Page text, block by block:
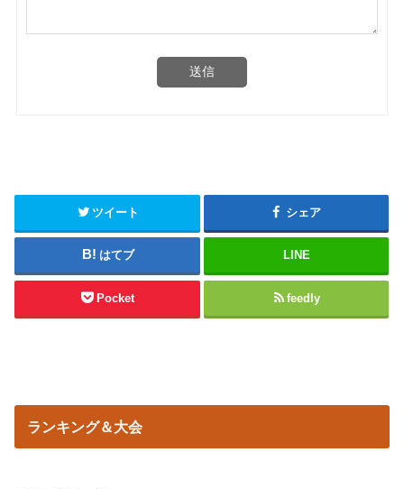
送信
ツイート シェア
はてブ LINE
Pocket feedly
ランキング＆大会